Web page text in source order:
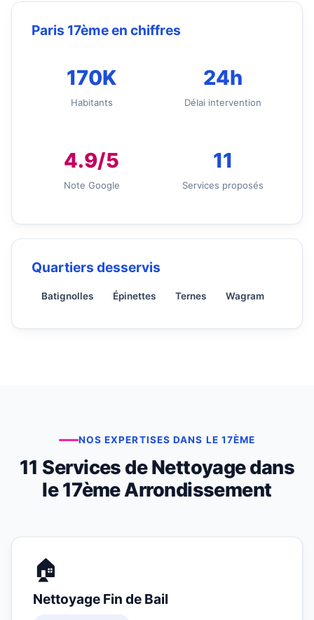
Paris 17ème en chiffres
170K
Habitants
24h
Délai intervention
4.9/5
Note Google
11
Services proposés
Quartiers desservis
Batignolles Épinettes Ternes Wagram
NOS EXPERTISES DANS LE 17ÈME
11 Services de Nettoyage dans
le 17ème Arrondissement
🏠
Nettoyage Fin de Bail